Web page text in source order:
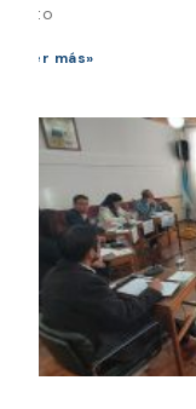
Acto
Leer más»